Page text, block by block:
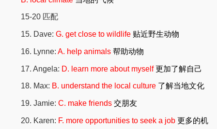
15-20 匹配
15. Dave: G. get close to wildlife 贴近野生动物
16. Lynne: A. help animals 帮助动物
17. Angela: D. learn more about myself更加了解自己
18. Max: B. understand the local culture 了解当地文化
19. Jamie: C. make friends 交朋友
20. Karen: F. more opportunities to seek a job 更多的机